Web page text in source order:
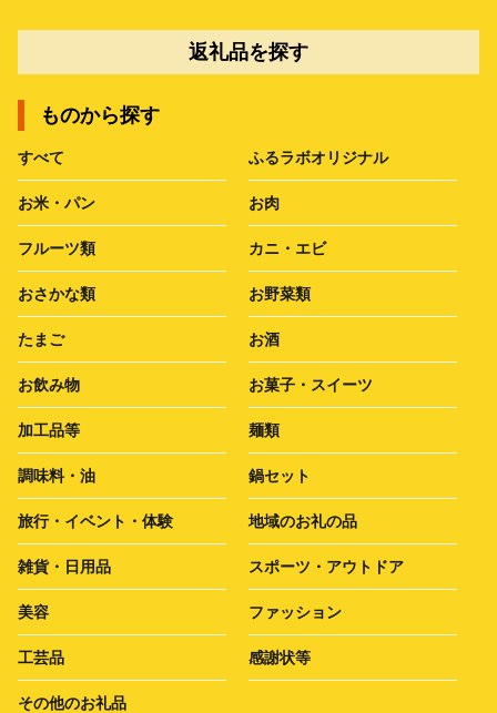
返礼品を探す
ものから探す
すべて ふるラボオリジナル
お米・パン お肉
フルーツ類 カニ・エビ
おさかな類 お野菜類
たまご お酒
お飲み物 お菓子・スイーツ
加工品等 麺類
調味料・油 鍋セット
旅行・イベント・体験 地域のお礼の品
雑貨・日用品 スポーツ・アウトドア
美容 ファッション
工芸品 感謝状等
その他のお礼品